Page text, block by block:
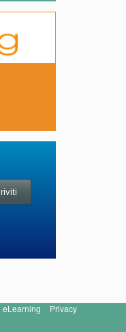
eLearning
Privacy